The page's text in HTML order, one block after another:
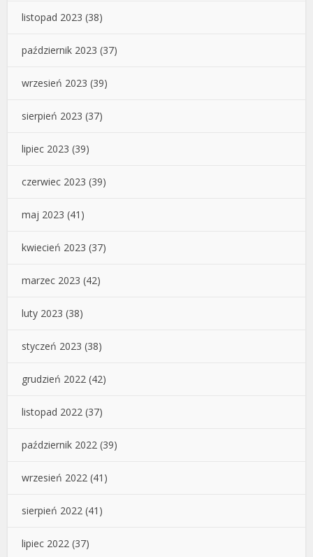
listopad 2023 (38)
październik 2023 (37)
wrzesień 2023 (39)
sierpień 2023 (37)
lipiec 2023 (39)
czerwiec 2023 (39)
maj 2023 (41)
kwiecień 2023 (37)
marzec 2023 (42)
luty 2023 (38)
styczeń 2023 (38)
grudzień 2022 (42)
listopad 2022 (37)
październik 2022 (39)
wrzesień 2022 (41)
sierpień 2022 (41)
lipiec 2022 (37)